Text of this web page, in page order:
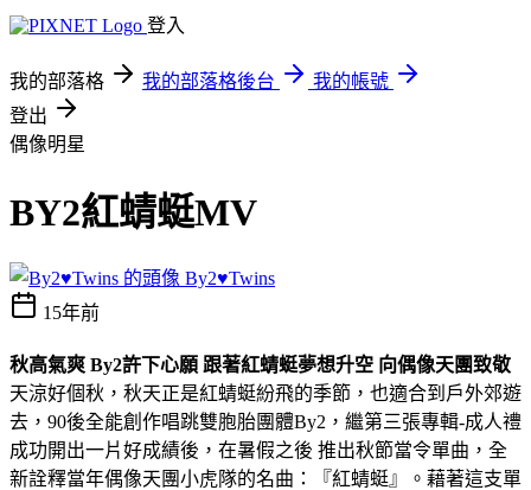
登入
我的部落格 我的部落格後台
我的帳號
登出
偶像明星
BY2紅蜻蜓MV
By2♥Twins
15年前
秋高氣爽 By2許下心願 跟著紅蜻蜓夢想升空 向偶像天團致敬
天涼好個秋，秋天正是紅蜻蜓紛飛的季節，也適合到戶外郊遊
去，90後全能創作唱跳雙胞胎團體By2，繼第三張專輯-成人禮
成功開出一片好成績後，在暑假之後 推出秋節當令單曲，全
新詮釋當年偶像天團小虎隊的名曲：『紅蜻蜓』。藉著這支單